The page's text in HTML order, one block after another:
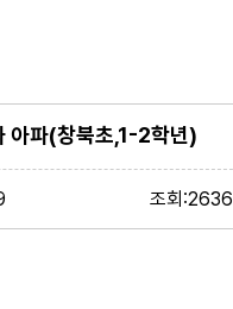
아파(창북초,1-2학년)
조회:2636